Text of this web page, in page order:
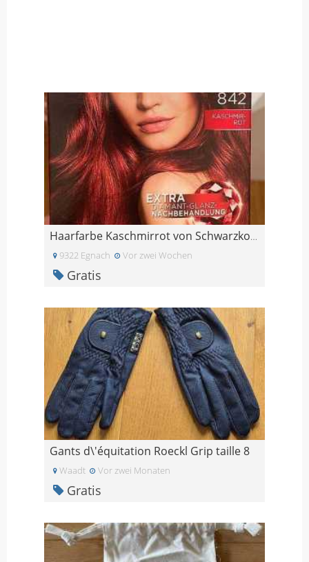
Haarfarbe Kaschmirrot von Schwarzkopf
9322 Egnach Vor zwei Wochen
Gratis
Gants d\'équitation Roeckl Grip taille 8
Waadt Vor zwei Monaten
Gratis